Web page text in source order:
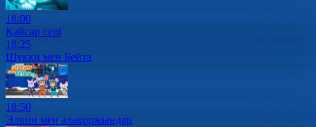
18:00
Қайсар сері
18:25
Шукки мен Бейта
18:50
Элвин мен алақоржындар